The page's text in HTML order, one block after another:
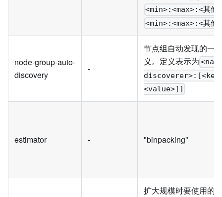
<min>:<max>:<其
<min>:<max>:<其
node-group-auto-
discovery
-
节点组自动发现的一
义。定义表示为
<value>]]
estimator - "binpacking"
扩大规模时要使用的